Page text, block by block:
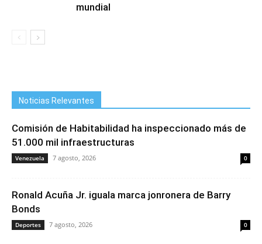
mundial
Noticias Relevantes
Comisión de Habitabilidad ha inspeccionado más de
51.000 mil infraestructuras
Venezuela 7 agosto, 2026 0
Ronald Acuña Jr. iguala marca jonronera de Barry
Bonds
Deportes 7 agosto, 2026 0